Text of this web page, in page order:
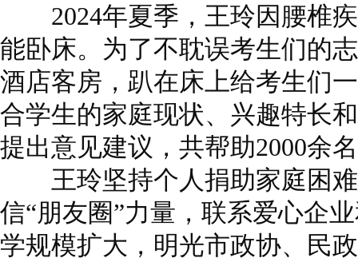
2024年夏季，王玲因腰椎疾
能卧床。为了不耽误考生们的
酒店客房，趴在床上给考生们
合学生的家庭现状、兴趣特长
提出意见建议，共帮助2000余
王玲坚持个人捐助家庭困难
信“朋友圈”力量，联系爱心企
学规模扩大，明光市政协、民